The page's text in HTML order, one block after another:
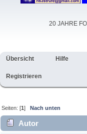
20 JAHRE
Übersicht Hilfe
Registrieren
Seiten: [1]Nach unten
Autor